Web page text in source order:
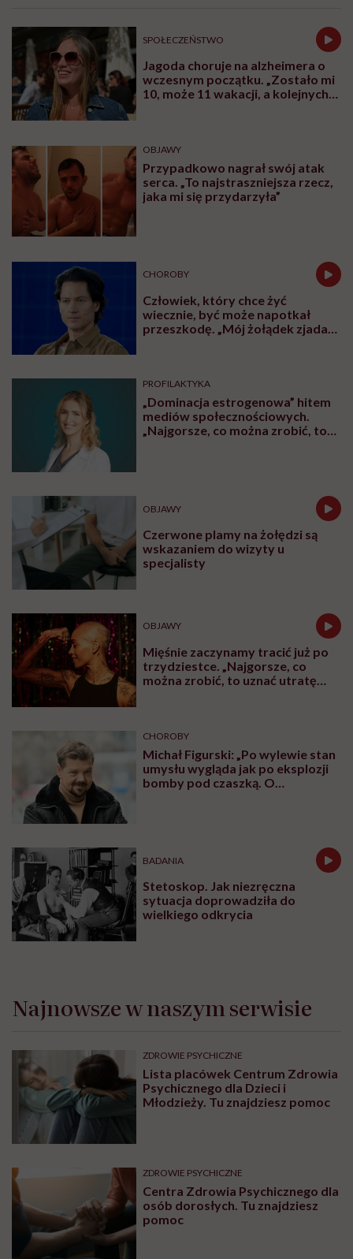
SPOŁECZEŃSTWO
Jagoda choruje na alzheimera o
wczesnym początku. „Zostało mi
10, może 11 wakacji, a kolejnych
OBJAWY
Przypadkowo nagrał swój atak
serca. „To najstraszniejsza rzecz,
jaka mi się przydarzyła”
CHOROBY
Człowiek, który chce żyć
wiecznie, być może napotkał
przeszkodę. „Mój żołądek zjada
PROFILAKTYKA
„Dominacja estrogenowa” hitem
mediów społecznościowych.
„Najgorsze, co można zrobić, to
OBJAWY
Czerwone plamy na żołędzi są
wskazaniem do wizyty u
specjalisty
OBJAWY
Mięśnie zaczynamy tracić już po
trzydziestce. „Najgorsze, co
można zrobić, to uznać utratę
CHOROBY
Michał Figurski: „Po wylewie stan
umysłu wygląda jak po eksplozji
bomby pod czaszką. O
BADANIA
Stetoskop. Jak niezręczna
sytuacja doprowadziła do
wielkiego odkrycia
Najnowsze w naszym serwisie
ZDROWIE PSYCHICZNE
Lista placówek Centrum Zdrowia
Psychicznego dla Dzieci i
Młodzieży. Tu znajdziesz pomoc
ZDROWIE PSYCHICZNE
Centra Zdrowia Psychicznego dla
osób dorosłych. Tu znajdziesz
pomoc